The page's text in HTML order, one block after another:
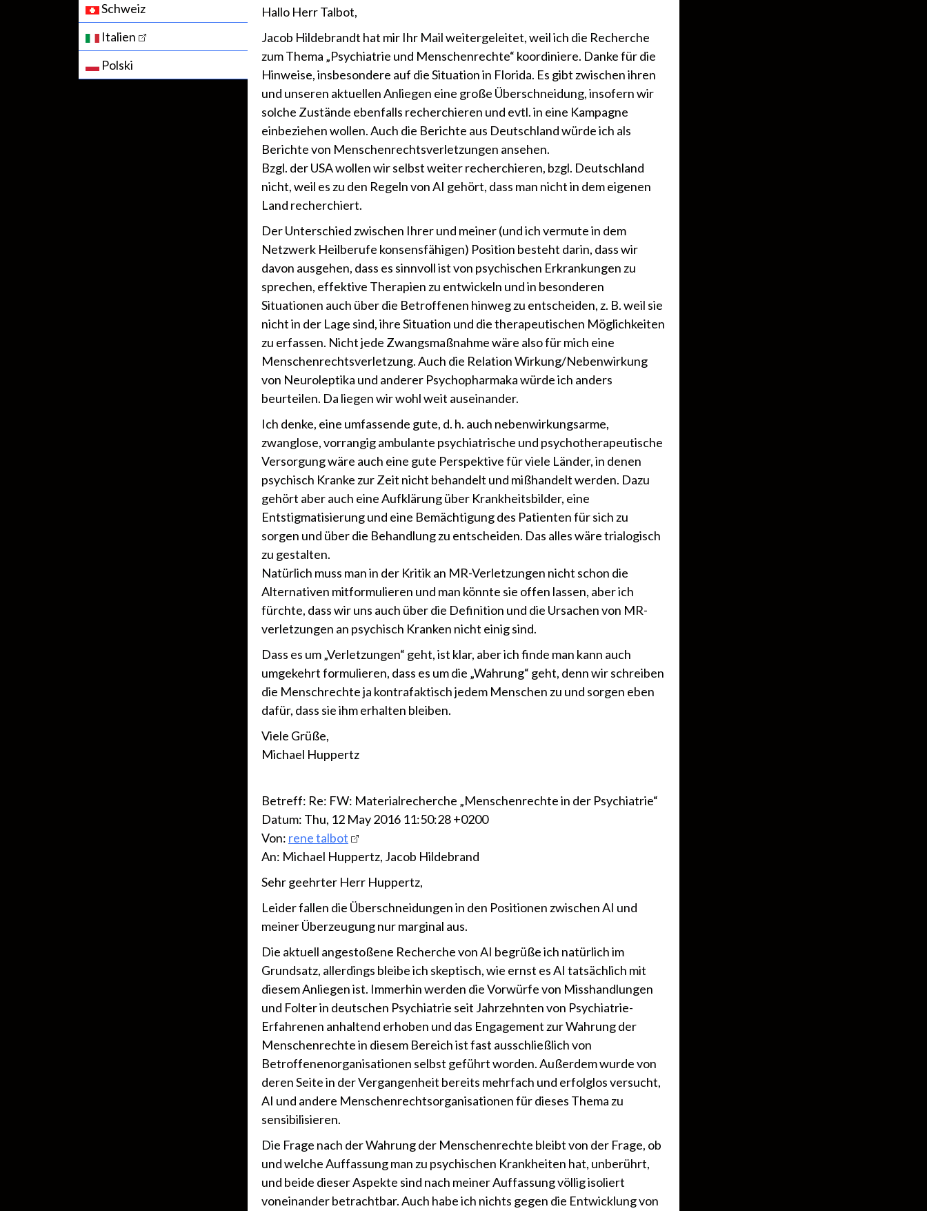
Schweiz
Italien
Polski
Hallo Herr Talbot,
Jacob Hildebrandt hat mir Ihr Mail weitergeleitet, weil ich die Recherche
zum Thema „Psychiatrie und Menschenrechte“ koordiniere. Danke für die
Hinweise, insbesondere auf die Situation in Florida. Es gibt zwischen ihren
und unseren aktuellen Anliegen eine große Überschneidung, insofern wir
solche Zustände ebenfalls recherchieren und evtl. in eine Kampagne
einbeziehen wollen. Auch die Berichte aus Deutschland würde ich als
Berichte von Menschenrechtsverletzungen ansehen.
Bzgl. der USA wollen wir selbst weiter recherchieren, bzgl. Deutschland
nicht, weil es zu den Regeln von AI gehört, dass man nicht in dem eigenen
Land recherchiert.
Der Unterschied zwischen Ihrer und meiner (und ich vermute in dem
Netzwerk Heilberufe konsensfähigen) Position besteht darin, dass wir
davon ausgehen, dass es sinnvoll ist von psychischen Erkrankungen zu
sprechen, effektive Therapien zu entwickeln und in besonderen
Situationen auch über die Betroffenen hinweg zu entscheiden, z. B. weil sie
nicht in der Lage sind, ihre Situation und die therapeutischen Möglichkeiten
zu erfassen. Nicht jede Zwangsmaßnahme wäre also für mich eine
Menschenrechtsverletzung. Auch die Relation Wirkung/Nebenwirkung
von Neuroleptika und anderer Psychopharmaka würde ich anders
beurteilen. Da liegen wir wohl weit auseinander.
Ich denke, eine umfassende gute, d. h. auch nebenwirkungsarme,
zwanglose, vorrangig ambulante psychiatrische und psychotherapeutische
Versorgung wäre auch eine gute Perspektive für viele Länder, in denen
psychisch Kranke zur Zeit nicht behandelt und mißhandelt werden. Dazu
gehört aber auch eine Aufklärung über Krankheitsbilder, eine
Entstigmatisierung und eine Bemächtigung des Patienten für sich zu
sorgen und über die Behandlung zu entscheiden. Das alles wäre trialogisch
zu gestalten.
Natürlich muss man in der Kritik an MR-Verletzungen nicht schon die
Alternativen mitformulieren und man könnte sie offen lassen, aber ich
fürchte, dass wir uns auch über die Definition und die Ursachen von MR-
verletzungen an psychisch Kranken nicht einig sind.
Dass es um „Verletzungen“ geht, ist klar, aber ich finde man kann auch
umgekehrt formulieren, dass es um die „Wahrung“ geht, denn wir schreiben
die Menschrechte ja kontrafaktisch jedem Menschen zu und sorgen eben
dafür, dass sie ihm erhalten bleiben.
Viele Grüße,
Michael Huppertz
Betreff: Re: FW: Materialrecherche „Menschenrechte in der Psychiatrie“
Datum: Thu, 12 May 2016 11:50:28 +0200
Von: rene talbot
An: Michael Huppertz, Jacob Hildebrand
Sehr geehrter Herr Huppertz,
Leider fallen die Überschneidungen in den Positionen zwischen AI und
meiner Überzeugung nur marginal aus.
Die aktuell angestoßene Recherche von AI begrüße ich natürlich im
Grundsatz, allerdings bleibe ich skeptisch, wie ernst es AI tatsächlich mit
diesem Anliegen ist. Immerhin werden die Vorwürfe von Misshandlungen
und Folter in deutschen Psychiatrie seit Jahrzehnten von Psychiatrie-
Erfahrenen anhaltend erhoben und das Engagement zur Wahrung der
Menschenrechte in diesem Bereich ist fast ausschließlich von
Betroffenenorganisationen selbst geführt worden. Außerdem wurde von
deren Seite in der Vergangenheit bereits mehrfach und erfolglos versucht,
AI und andere Menschenrechtsorganisationen für dieses Thema zu
sensibilisieren.
Die Frage nach der Wahrung der Menschenrechte bleibt von der Frage, ob
und welche Auffassung man zu psychischen Krankheiten hat, unberührt,
und beide dieser Aspekte sind nach meiner Auffassung völlig isoliert
voneinander betrachtbar. Auch habe ich nichts gegen die Entwicklung von